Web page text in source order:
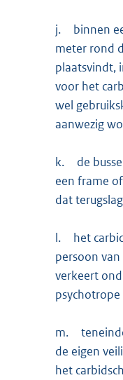
j.
binnen
meter rond
plaatsvindt,
voor het
wel
aanwezig
k.
de
een frame
dat
l.
het
persoon
verkeert
m.
de eigen
het